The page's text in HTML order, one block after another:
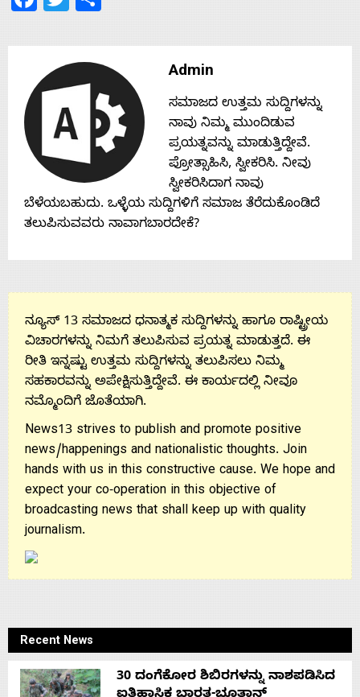
Us
Admin
ಸಮಾಜದ ಉತ್ತಮ ಸುದ್ದಿಗಳನ್ನು
ನಾವು ನಿಮ್ಮ ಮುಂದಿಡುವ
ಪ್ರಯತ್ನವನ್ನು ಮಾಡುತ್ತಿದ್ದೇವೆ.
ಪ್ರೋತ್ಸಾಹಿಸಿ, ಸ್ವೀಕರಿಸಿ. ನೀವು
ಸ್ವೀಕರಿಸಿದಾಗ ನಾವು
ಬೆಳೆಯಬಹುದು. ಒಳ್ಳೆಯ ಸುದ್ದಿಗಳಿಗೆ ಸಮಾಜ ತೆರೆದುಕೊಂಡಿದೆ
ತಲುಪಿಸುವವರು ನಾವಾಗಬಾರದೇಕೆ?
ನ್ಯೂಸ್ 13 ಸಮಾಜದ ಧನಾತ್ಮಕ ಸುದ್ದಿಗಳನ್ನು ಹಾಗೂ ರಾಷ್ಟ್ರೀಯ
ವಿಚಾರಗಳನ್ನು ನಿಮಗೆ ತಲುಪಿಸುವ ಪ್ರಯತ್ನ ಮಾಡುತ್ತದೆ. ಈ
ರೀತಿ ಇನ್ನಷ್ಟು ಉತ್ತಮ ಸುದ್ದಿಗಳನ್ನು ತಲುಪಿಸಲು ನಿಮ್ಮ
ಸಹಕಾರವನ್ನು ಅಪೇಕ್ಷಿಸುತ್ತಿದ್ದೇವೆ. ಈ ಕಾರ್ಯದಲ್ಲಿ ನೀವೂ
ನಮ್ಮೊಂದಿಗೆ ಜೊತೆಯಾಗಿ.
News13 strives to publish and promote positive
news/happenings and nationalistic thoughts. Join
hands with us in this constructive cause. We hope and
expect your co-operation in this objective of
broadcasting news that shall keep up with quality
journalism.
Recent News
30 ದಂಗೆಕೋರ ಶಿಬಿರಗಳನ್ನು ನಾಶಪಡಿಸಿದ